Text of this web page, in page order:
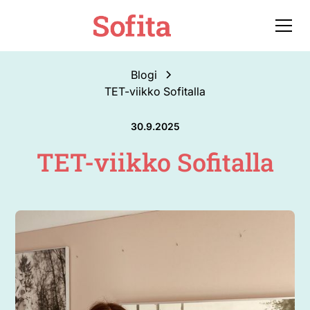
Blogi
TET-viikko Sofitalla
30.9.2025
TET-viikko Sofitalla